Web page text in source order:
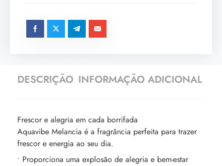
DESCRIÇÃO INFORMAÇÃO ADICIONAL
Frescor e alegria em cada borrifada
Aquavibe Melancia é a fragrância perfeita para trazer
frescor e energia ao seu dia.
• Proporciona uma explosão de alegria e bem-estar